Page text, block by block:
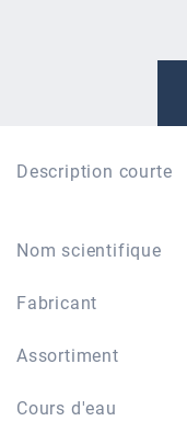
Description courte
Nom scientifique
Fabricant
Assortiment
Cours d'eau